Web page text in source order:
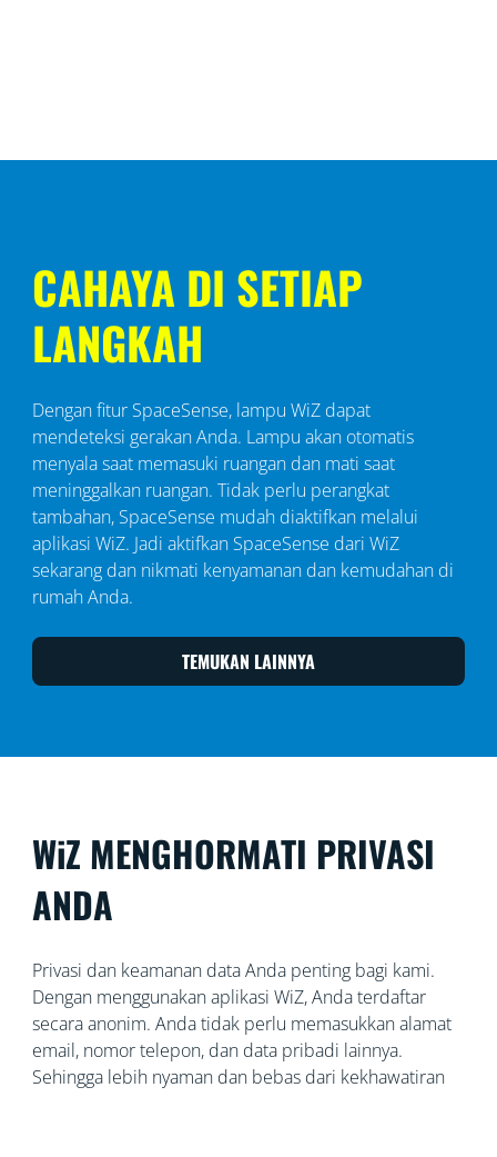
CAHAYA DI SETIAP
LANGKAH
Dengan fitur SpaceSense, lampu WiZ dapat
mendeteksi gerakan Anda. Lampu akan otomatis
menyala saat memasuki ruangan dan mati saat
meninggalkan ruangan. Tidak perlu perangkat
tambahan, SpaceSense mudah diaktifkan melalui
aplikasi WiZ. Jadi aktifkan SpaceSense dari WiZ
sekarang dan nikmati kenyamanan dan kemudahan di
rumah Anda.
TEMUKAN LAINNYA
WiZ MENGHORMATI PRIVASI
ANDA
Privasi dan keamanan data Anda penting bagi kami.
Dengan menggunakan aplikasi WiZ, Anda terdaftar
secara anonim. Anda tidak perlu memasukkan alamat
email, nomor telepon, dan data pribadi lainnya.
Sehingga lebih nyaman dan bebas dari kekhawatiran